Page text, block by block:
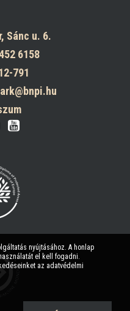
Sánc u. 6.
6158
791
nyújtásához. A honlap
el kell fogadni.
az adatvédelmi